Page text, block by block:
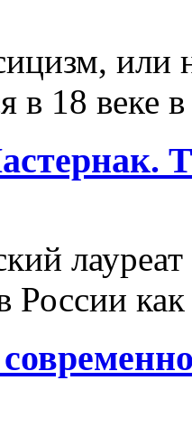
или
в 18 веке
России